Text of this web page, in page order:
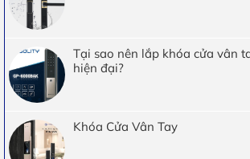
Tại sao nên lắp khóa cửa vân
hiện đại?
Khóa Cửa Vân Tay